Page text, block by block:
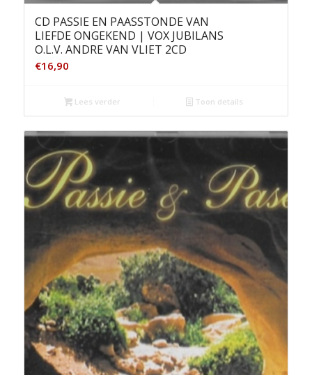
CD PASSIE EN PAASSTONDE VAN
LIEFDE ONGEKEND | VOX JUBILANS
O.L.V. ANDRE VAN VLIET 2CD
€16,90
Lees verder Toon details